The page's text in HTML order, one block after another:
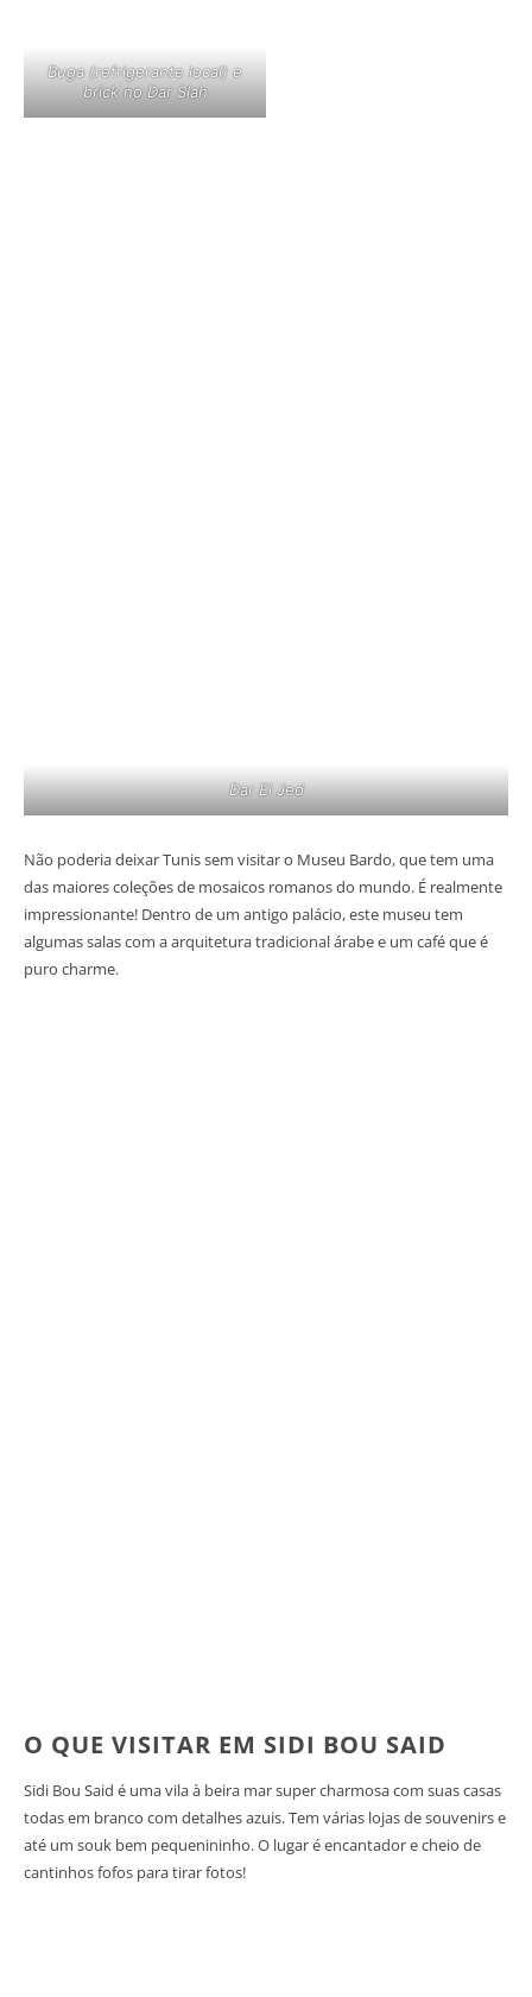
Buga (refrigerante local) e
brick no Dar Slah
Dar El Jed
Não poderia deixar Tunis sem visitar o Museu Bardo, que tem uma
das maiores coleções de mosaicos romanos do mundo. É realmente
impressionante! Dentro de um antigo palácio, este museu tem
algumas salas com a arquitetura tradicional árabe e um café que é
puro charme.
O QUE VISITAR EM SIDI BOU SAID
Sidi Bou Said é uma vila à beira mar super charmosa com suas casas
todas em branco com detalhes azuis. Tem várias lojas de souvenirs e
até um souk bem pequenininho. O lugar é encantador e cheio de
cantinhos fofos para tirar fotos!